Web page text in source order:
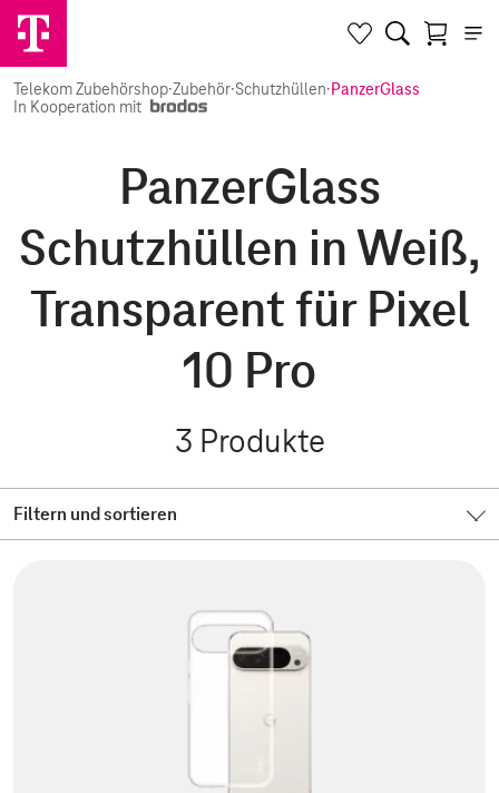
Telekom Zubehörshop·Zubehör·Schutzhüllen·PanzerGlass
In Kooperation mit
PanzerGlass
Schutzhüllen in Weiß,
Transparent für Pixel
10 Pro
3 Produkte
Filtern und sortieren